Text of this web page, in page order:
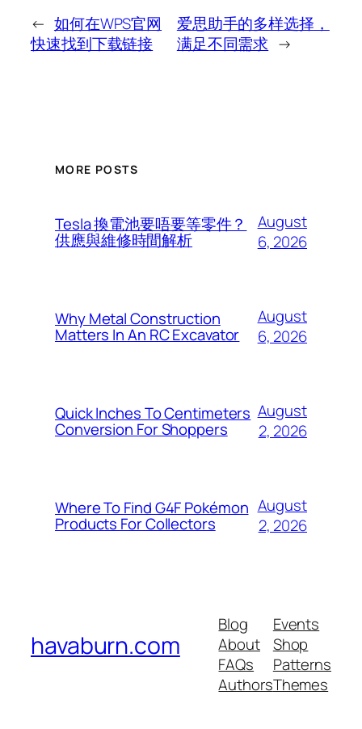
← 如何在WPS官网
快速找到下载链接
爱思助手的多样选择，
满足不同需求 →
MORE POSTS
Tesla 換電池要唔要等零件？
供應與維修時間解析
August
6, 2026
Why Metal Construction
Matters In An RC Excavator
August
6, 2026
Quick Inches To Centimeters
Conversion For Shoppers
August
2, 2026
Where To Find G4F Pokémon
Products For Collectors
August
2, 2026
havaburn.com
Blog
About
FAQs
Authors
Events
Shop
Patterns
Themes